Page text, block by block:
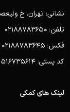
نشانی: تهران، خ
تلفن: 02188783650
فکس: 02188783645
کد پستی: 1516735614
لینک های کمکی